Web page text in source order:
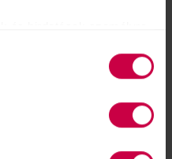
Ezenkívül
elemező partnereinkkel
vonatkozó
adatokat más olyan